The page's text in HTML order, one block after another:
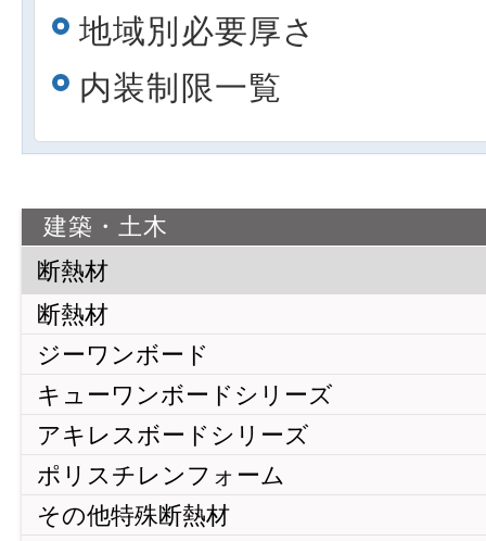
地域別必要厚さ
内装制限一覧
建築・土木
断熱材
断熱材
ジーワンボード
キューワンボードシリーズ
アキレスボードシリーズ
ポリスチレンフォーム
その他特殊断熱材